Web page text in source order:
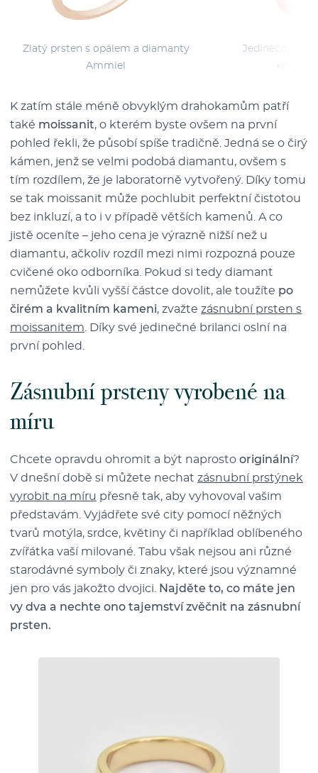
Zlatý prsten s opálem a diamanty
Ammiel
Jedinečný
K zatím stále méně obvyklým drahokamům patří
také moissanit, o kterém byste ovšem na první
pohled řekli, že působí spíše tradičně. Jedná se o čirý
kámen, jenž se velmi podobá diamantu, ovšem s
tím rozdílem, že je laboratorně vytvořený. Díky tomu
se tak moissanit může pochlubit perfektní čistotou
bez inkluzí, a to i v případě větších kamenů. A co
jistě oceníte – jeho cena je výrazně nižší než u
diamantu, ačkoliv rozdíl mezi nimi rozpozná pouze
cvičené oko odborníka. Pokud si tedy diamant
nemůžete kvůli vyšší částce dovolit, ale toužíte po
čirém a kvalitním kameni, zvažte zásnubní prsten s
moissanitem . Díky své jedinečné brilanci oslní na
první pohled.
Zásnubní prsteny vyrobené na
míru
Chcete opravdu ohromit a být naprosto originální?
V dnešní době si můžete nechat zásnubní prstýnek
vyrobit na míru přesně tak, aby vyhovoval vašim
představám. Vyjádřete své city pomocí něžných
tvarů motýla, srdce, květiny či například oblíbeného
zvířátka vaší milované. Tabu však nejsou ani různé
starodávné symboly či znaky, které jsou významné
jen pro vás jakožto dvojici.
Najděte to, co máte jen
vy dva a nechte ono tajemství zvěčnit na zásnubní
prsten.